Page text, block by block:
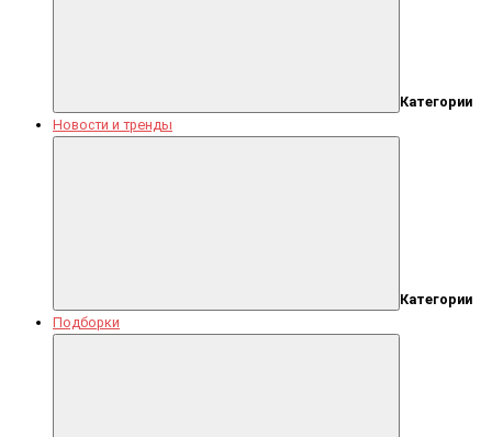
Категории
Новости и тренды
Категории
Подборки